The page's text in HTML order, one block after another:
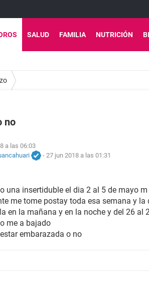
SALUD FAMILIA NUTRICIÓN
no
a las 06:03
- 27 jun 2018 a las 01:31
una insertiduble el dia 2 al 5 de mayo
me tome postay toda esa semana y la
en la mañana y en la noche y del 26 al
me a bajado
embarazada o no